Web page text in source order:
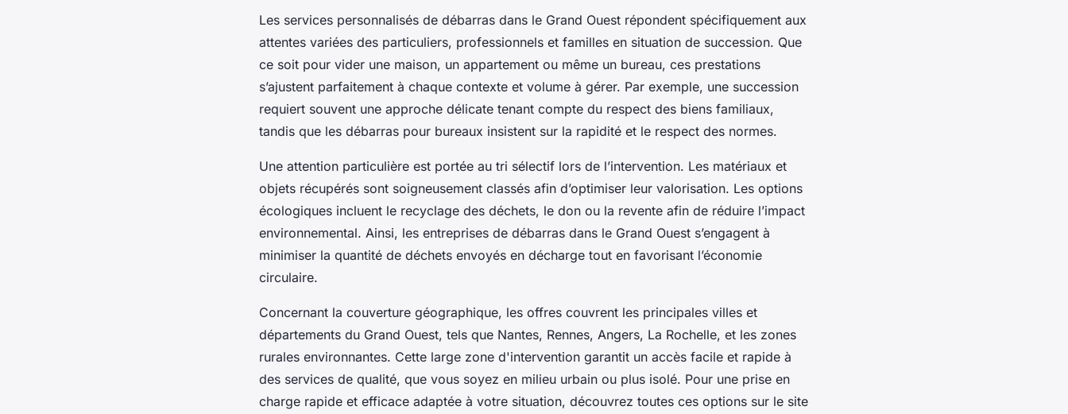
Les services personnalisés de débarras dans le Grand Ouest répondent spécifiquement aux
attentes variées des particuliers, professionnels et familles en situation de succession. Que
ce soit pour vider une maison, un appartement ou même un bureau, ces prestations
s’ajustent parfaitement à chaque contexte et volume à gérer. Par exemple, une succession
requiert souvent une approche délicate tenant compte du respect des biens familiaux,
tandis que les débarras pour bureaux insistent sur la rapidité et le respect des normes.
Une attention particulière est portée au tri sélectif lors de l’intervention. Les matériaux et
objets récupérés sont soigneusement classés afin d’optimiser leur valorisation. Les options
écologiques incluent le recyclage des déchets, le don ou la revente afin de réduire l’impact
environnemental. Ainsi, les entreprises de débarras dans le Grand Ouest s’engagent à
minimiser la quantité de déchets envoyés en décharge tout en favorisant l’économie
circulaire.
Concernant la couverture géographique, les offres couvrent les principales villes et
départements du Grand Ouest, tels que Nantes, Rennes, Angers, La Rochelle, et les zones
rurales environnantes. Cette large zone d'intervention garantit un accès facile et rapide à
des services de qualité, que vous soyez en milieu urbain ou plus isolé. Pour une prise en
charge rapide et efficace adaptée à votre situation, découvrez toutes ces options sur le site